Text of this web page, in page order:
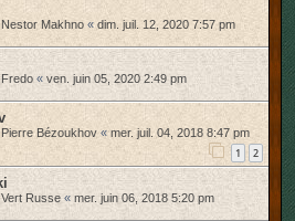
Nestor Makhno «dim. juil. 12, 2020 7:57 pm
Fredo « ven. juin 05, 2020 2:49 pm
Pierre Bézoukhov«mer. juil. 04, 2018 8:47 pm
1 2
Vert Russe « mer. juin 06, 2018 5:20 pm